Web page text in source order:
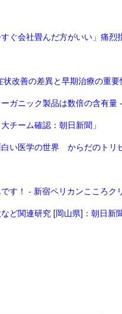
会社畳んだ方がいい」痛烈
ガニック製品は数倍の含有量 -
チーム確認：朝日新聞」
！ - 新宿ペリカンこころク
関連研究 [岡山県]：朝日新聞